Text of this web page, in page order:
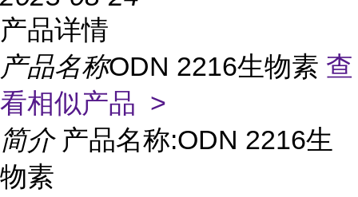
产品详情
产品名称ODN 2216生物素 查
看相似产品 >
简介 产品名称:ODN 2216生
物素